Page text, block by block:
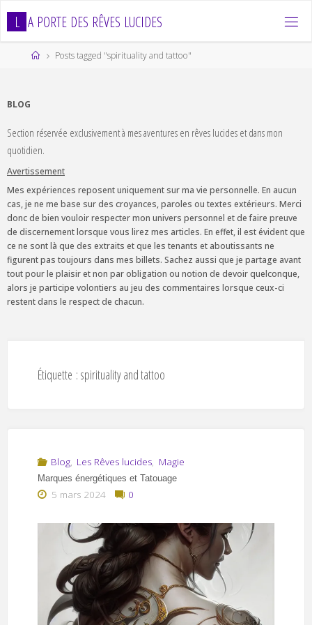
L A PORTE DES RÊVES LUCIDES
HomePosts tagged "spirituality and tattoo"
BLOG
Section réservée exclusivement à mes aventures en rêves lucides et dans mon
quotidien.
Avertissement
Mes expériences reposent uniquement sur ma vie personnelle. En aucun
cas, je ne me base sur des croyances, paroles ou textes extérieurs. Merci
donc de bien vouloir respecter mon univers personnel et de faire preuve
de discernement lorsque vous lirez mes articles. En effet, il est évident que
ce ne sont là que des extraits et que les tenants et aboutissants ne
figurent pas toujours dans mes billets. Sachez aussi que je partage avant
tout pour le plaisir et non par obligation ou notion de devoir quelconque,
alors je participe volontiers au jeu des commentaires lorsque ceux-ci
restent dans le respect de chacun.
Étiquette : spirituality and tattoo
Blog, Les Rêves lucides, Magie
Marques énergétiques et Tatouage
5 mars 2024 0